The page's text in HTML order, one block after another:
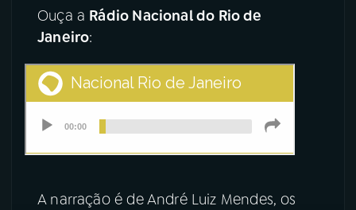
Ouça a Rádio Nacional do Rio de
Janeiro:
A narração é de André Luiz Mendes, os